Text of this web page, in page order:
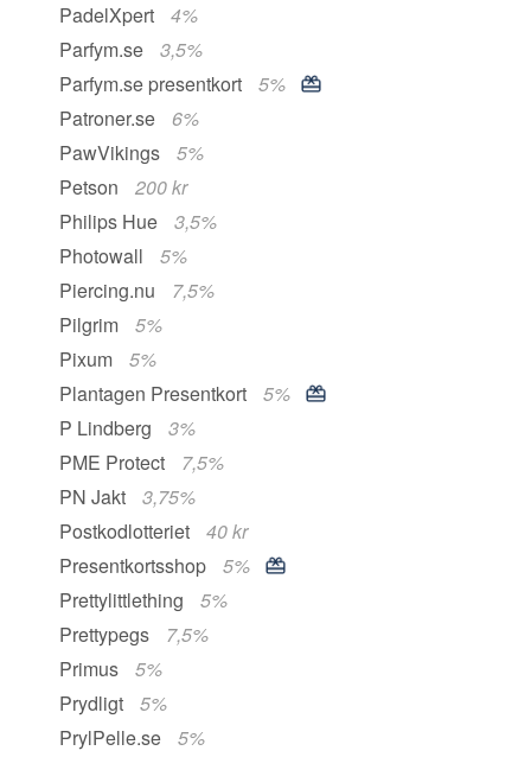
PadelXpert
4%
Parfym.se
3,5%
Parfym.se presentkort
5%
Patroner.se
6%
PawVikings
5%
Petson
200 kr
Philips Hue
3,5%
Photowall
5%
Piercing.nu
7,5%
Pilgrim
5%
Pixum
5%
Plantagen Presentkort
5%
P Lindberg
3%
PME Protect
7,5%
PN Jakt
3,75%
Postkodlotteriet
40 kr
Presentkortsshop
5%
Prettylittlething
5%
Prettypegs
7,5%
Primus
5%
Prydligt
5%
PrylPelle.se
5%